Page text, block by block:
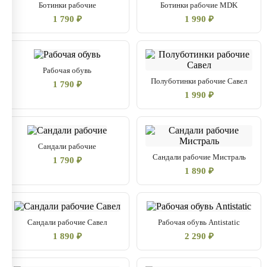
Ботинки рабочие
1 790 ₽
Ботинки рабочие MDK
1 990 ₽
Рабочая обувь
1 790 ₽ Полуботинки рабочие Савел
1 990 ₽
Сандали рабочие
1 790 ₽ Сандали рабочие Мистраль
1 890 ₽
Сандали рабочие Савел
1 890 ₽
Рабочая обувь Antistatic
2 290 ₽